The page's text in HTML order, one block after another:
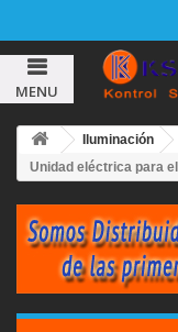
MENU
Iluminación
Unidad eléctrica para